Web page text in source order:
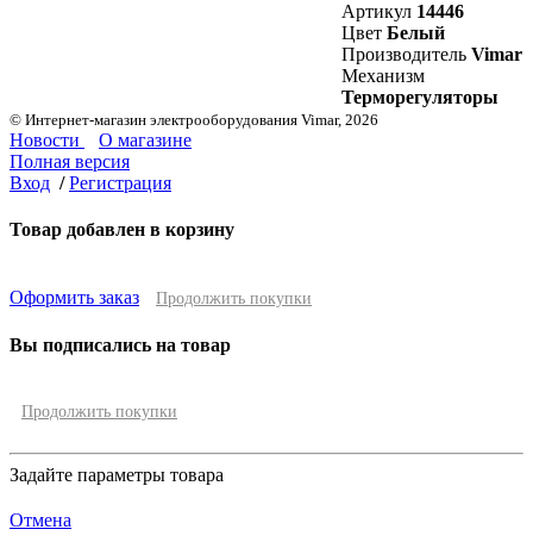
Артикул 14446
Цвет Белый
Производитель Vimar
Механизм
Терморегуляторы
© Интернет-магазин электрооборудования Vimar, 2026
Новости
О магазине
Полная версия
Вход / Регистрация
Товар добавлен в корзину
Оформить заказ Продолжить покупки
Вы подписались на товар
Продолжить покупки
Задайте параметры товара
Отмена